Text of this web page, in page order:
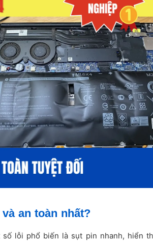
an toàn nhất?
lỗi phổ biến là sụt pin nhanh, hiển